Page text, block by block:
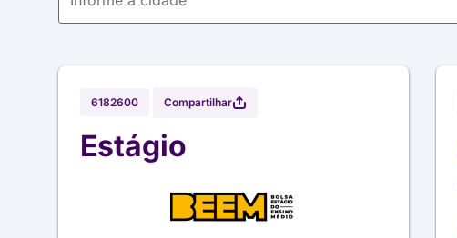
6182600 Compartilhar
Estágio